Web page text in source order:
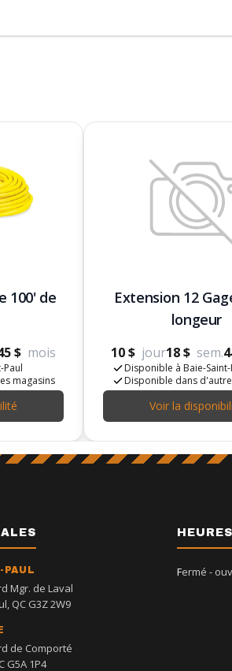
100' de
$ mois
Paul
magasins
Extension 12
longeur
10 $ jour18 $ sem.
Disponible à Baie-Saint-
Disponible dans
Voir la
PAUL
Mgr. de Laval
QC G3Z 2W9
de Comporté
G5A 1P4
Fermé -